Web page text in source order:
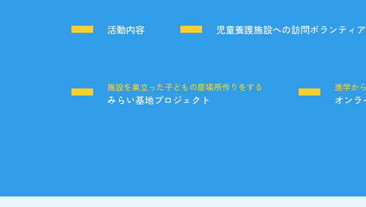
活動内容 児童養護施設への訪問ボランティア
施設を巣立った子どもの居場所作りをする
みらい基地プロジェクト
進学か
オンラ